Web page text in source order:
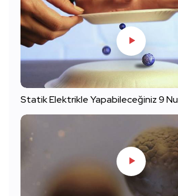
Statik Elektrikle Yapabileceğiniz 9